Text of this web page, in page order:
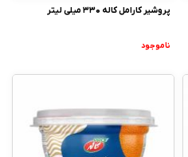
پروشیر کارامل کاله 330 میلی لیتر
ناموجود